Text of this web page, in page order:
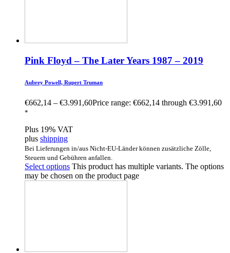
Pink Floyd – The Later Years 1987 – 2019
Aubrey Powell, Rupert Truman
€662,14 – €3.991,60Price range: €662,14 through €3.991,60
*
Plus 19% VAT
plus shipping
Bei Lieferungen in/aus Nicht-EU-Länder können zusätzliche Zölle,
Steuern und Gebühren anfallen.
Select options This product has multiple variants. The options
may be chosen on the product page